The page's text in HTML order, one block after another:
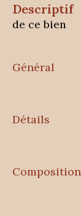
descriptif
de ce bien
Général
Détails
Composition